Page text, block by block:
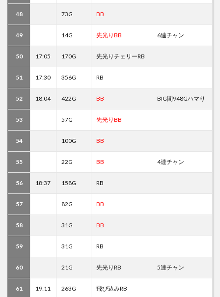
48 73G BB
49 14G 先光りBB 6連チャン
50 17:05 170G 先光りチェリーRB
51 17:30 356G RB
52 18:04 422G BB BIG間948Gハマり
53 57G 先光りBB
54 100G BB
55 22G BB 4連チャン
56 18:37 158G RB
57 82G BB
58 31G BB
59 31G RB
60 21G 先光りRB 5連チャン
61 19:11 263G 飛び込みRB